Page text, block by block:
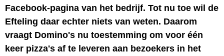
Facebook-pagina van het bedrijf. Tot nu toe wil de
Efteling daar echter niets van weten. Daarom
vraagt Domino's nu toestemming om voor één
keer pizza's af te leveren aan bezoekers in het